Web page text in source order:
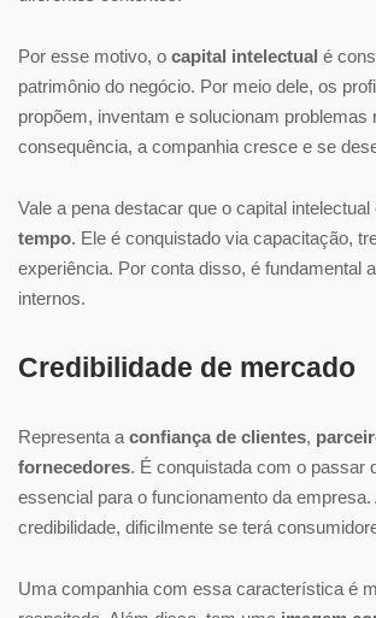
Por esse motivo, o capital intelectual é
patrimônio do negócio. Por meio dele, os
propõem, inventam e solucionam problemas
consequência, a companhia cresce e se
Vale a pena destacar que o capital intelectual
tempo. Ele é conquistado via capacitação,
experiência. Por conta disso, é fundamental
internos.
Credibilidade de mercado
Representa a confiança de clientes,
fornecedores. É conquistada com o passar
essencial para o funcionamento da empresa.
credibilidade, dificilmente se terá
Uma companhia com essa característica é